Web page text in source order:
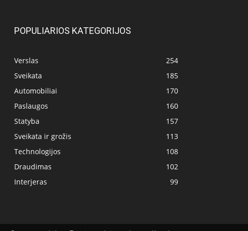
POPULIARIOS KATEGORIJOS
Verslas
254
Sveikata
185
Automobiliai
170
Paslaugos
160
Statyba
157
Sveikata ir grožis
113
Technologijos
108
Draudimas
102
Interjeras
99